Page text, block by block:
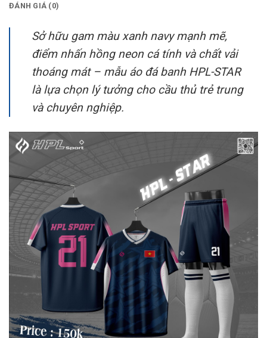
ĐÁNH GIÁ (0)
Sở hữu gam màu xanh navy mạnh mẽ,
điểm nhấn hồng neon cá tính và chất vải
thoáng mát – mẫu áo đá banh HPL-STAR
là lựa chọn lý tưởng cho cầu thủ trẻ trung
và chuyên nghiệp.